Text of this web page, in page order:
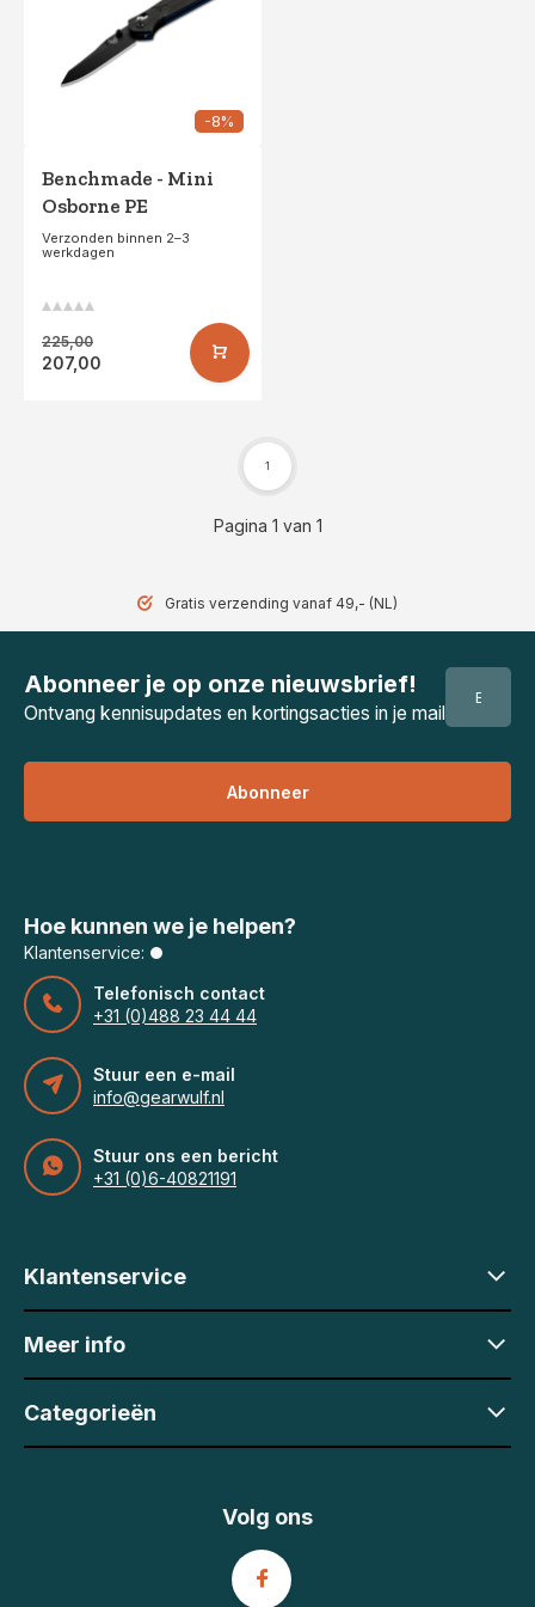
-8%
Benchmade - Mini
Osborne PE
Verzonden binnen 2–3
werkdagen
225,00
207,00
Pagina 1 van 1
1
Gratis verzending vanaf 49,- (NL)
Abonneer je op onze nieuwsbrief!
Ontvang kennisupdates en kortingsacties in je mail
Abonneer
Hoe kunnen we je helpen?
Klantenservice:
Telefonisch contact
+31 (0)488 23 44 44
Stuur een e-mail
info@gearwulf.nl
Stuur ons een bericht
+31 (0)6-40821191
Klantenservice
Meer info
Categorieën
Volg ons